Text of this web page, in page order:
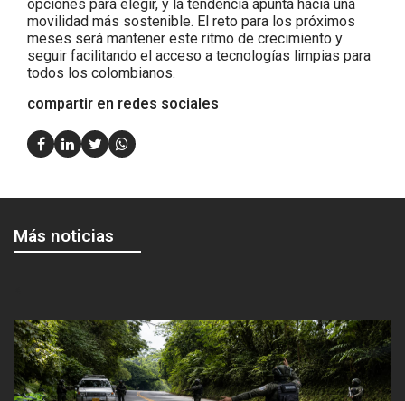
opciones para elegir, y la tendencia apunta hacia una
movilidad más sostenible. El reto para los próximos
meses será mantener este ritmo de crecimiento y
seguir facilitando el acceso a tecnologías limpias para
todos los colombianos.
compartir en redes sociales
Más noticias